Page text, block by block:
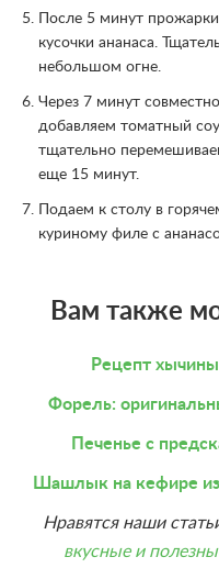
После 5 минут
кусочки ананаса.
небольшом огне.
Через 7 минут
добавляем томатный
тщательно
еще 15 минут.
Подаем к столу в
куриному филе с
Вам также
Рецепт
Форель:
Печенье с
Шашлык на кефире
Нравятся наши
вкусные и